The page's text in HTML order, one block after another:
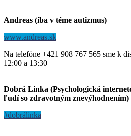
Andreas (iba v téme autizmus)
www.andreas.sk
Na telefóne +421 908 767 565 sme k
12:00 a 13:30
Dobrá Linka (Psychologická
ľudí so zdravotným znevýhodnením)
#dobrálinka